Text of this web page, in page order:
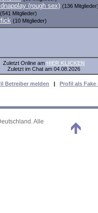
(rough sex) (136
(541 Mitglieder)
(10 Mitglieder)
Zuletzt Online am HIER KLICKEN
Zuletzt im Chat am 04.08.2026
Betreiber melden | Profil als Fake
Alle